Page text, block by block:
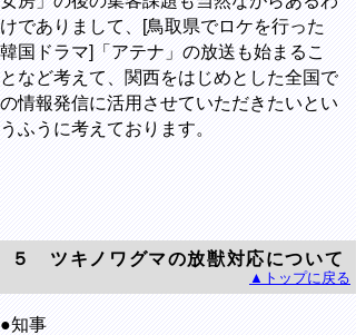
けでありまして、[鳥取県でロケを行った
韓国ドラマ]「アテナ」の放送も始まるこ
となど考えて、関西をはじめとした全国で
の情報発信に活用させていただきたいとい
うふうに考えております。
５ ツキノワグマの放獣対応について
▲トップに戻る
●知事